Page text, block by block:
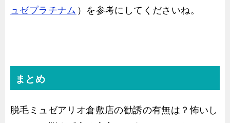
ュゼプラチナム ）を参考にしてくださいね。
まとめ
脱毛ミュゼアリオ倉敷店の勧誘の有無は？怖いし